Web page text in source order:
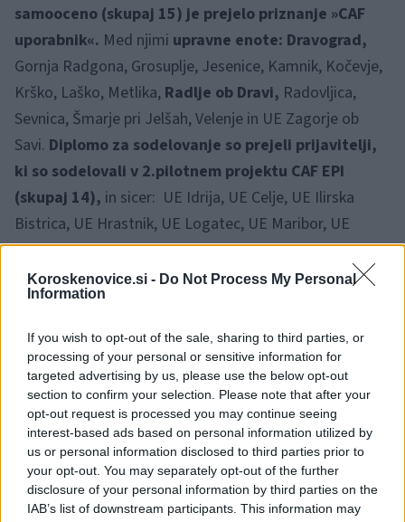
Koroskenovice.si - Do Not Process My Personal
Information
If you wish to opt-out of the sale, sharing to third parties, or
processing of your personal or sensitive information for
targeted advertising by us, please use the below opt-out
section to confirm your selection. Please note that after your
opt-out request is processed you may continue seeing
interest-based ads based on personal information utilized by
us or personal information disclosed to third parties prior to
your opt-out. You may separately opt-out of the further
disclosure of your personal information by third parties on the
IAB’s list of downstream participants. This information may
samooceno (skupaj 15) je prejelo priznanje »CAF
uporabnik«. Med njimi upravne enote: Dravograd,
Gornja Radgona, Grosuplje, Jesenice, Kamnik, Kočevje,
Krško, Laško, Metlika, Radlje ob Dravi, Radovljica,
Sevnica, Šmarje pri Jelšah, Velenje in UE Zagorje ob
Savi. Diplomo za sodelovanje so prejeli prijavitelji,
ki so sodelovali v 2.pilotnem projektu CAF EPI
(skupaj 14), in sicer: UE Idrija, UE Celje, UE Ilirska
Bistrica, UE Hrastnik, UE Logatec, UE Maribor, UE
Ljutomer, UE Trbovlje, UE Ptuj, UE Ribnica, UE Murska
Sobota, UE Kranj, UE Nova Gorica, UE Ormož.